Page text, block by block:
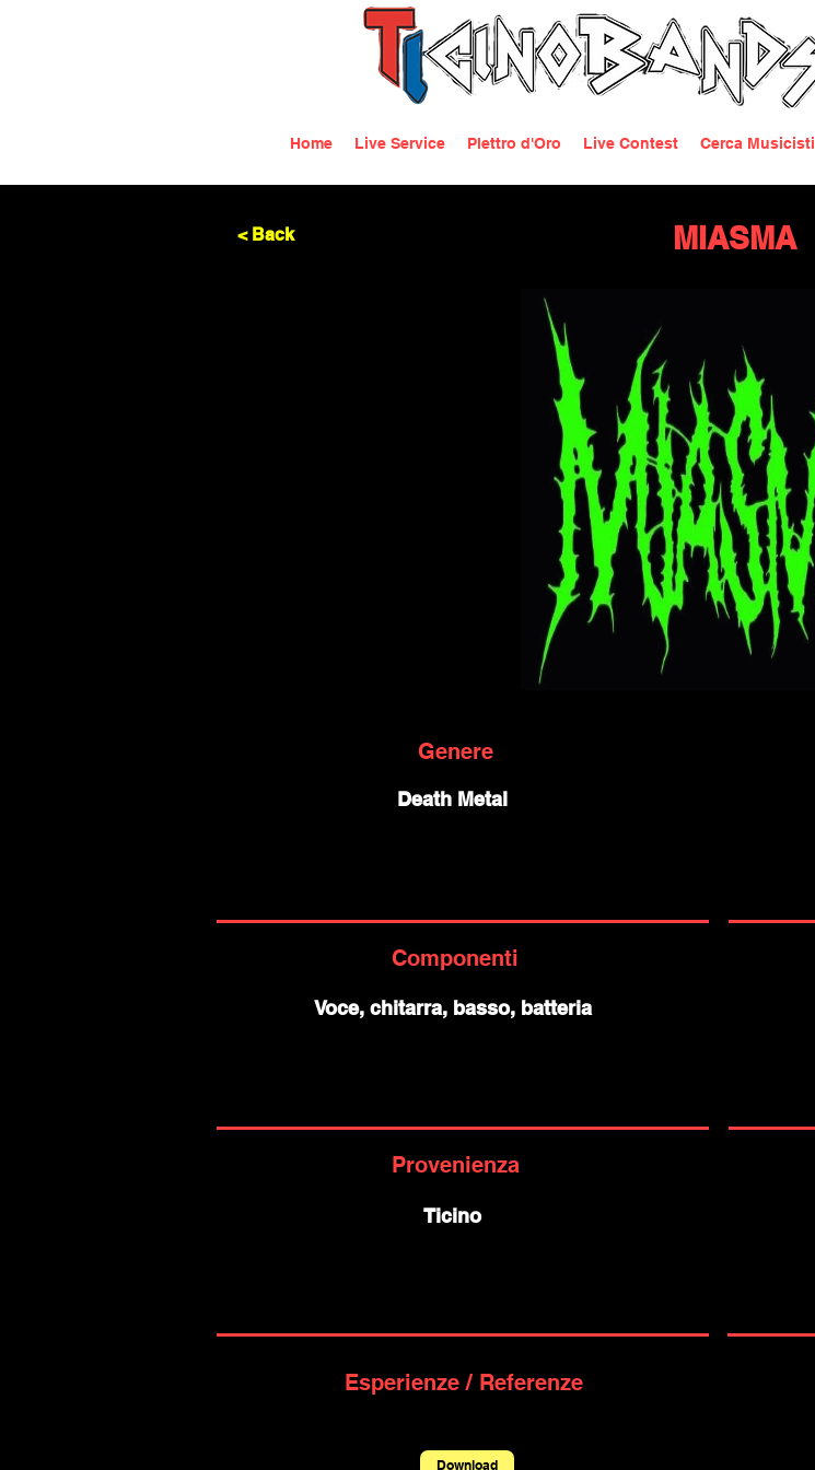
Home Live Service Plettro d'Oro Live Contest Cerca Musicisti
< Back MIASMA
Genere
Componenti
Provenienza
Death Metal
Voce, chitarra, basso, batteria
Ticino
Esperienze / Referenze
Download